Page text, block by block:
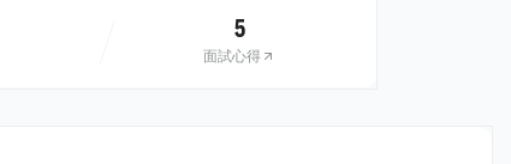
5
面試心得